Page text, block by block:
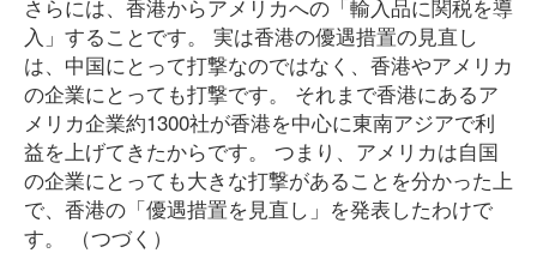
さらには、香港からアメリカへの「輸入品に関税を導
入」することです。 実は香港の優遇措置の見直し
は、中国にとって打撃なのではなく、香港やアメリカ
の企業にとっても打撃です。 それまで香港にあるア
メリカ企業約1300社が香港を中心に東南アジアで利
益を上げてきたからです。 つまり、アメリカは自国
の企業にとっても大きな打撃があることを分かった上
で、香港の「優遇措置を見直し」を発表したわけで
す。 （つづく）